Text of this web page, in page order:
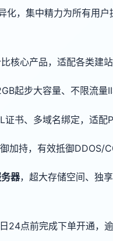
，集中精力为所有用户
核心产品，适配各类建站
起步大容量、不限流量
证书、多域名绑定，适配
加持，有效抵御DDOS/
器，超大存储空间、独
点前完成下单开通，